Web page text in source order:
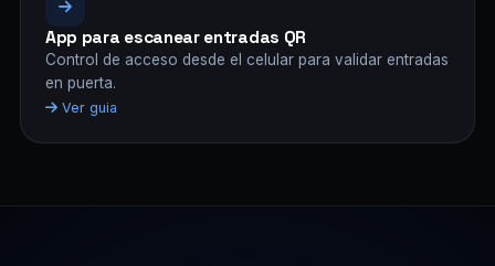
App para escanear entradas QR
Control de acceso desde el celular para validar entradas
en puerta.
Ver guia